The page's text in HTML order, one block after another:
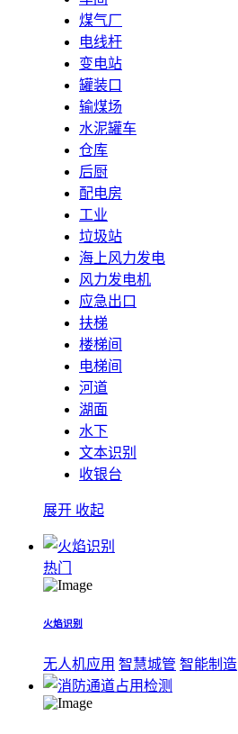
煤气厂
电线杆
变电站
罐装口
输煤场
水泥罐车
仓库
后厨
配电房
工业
垃圾站
海上风力发电
风力发电机
应急出口
扶梯
楼梯间
电梯间
河道
湖面
水下
文本识别
收银台
展开 收起
热门
火焰识别
无人机应用 智慧城管 智能制造